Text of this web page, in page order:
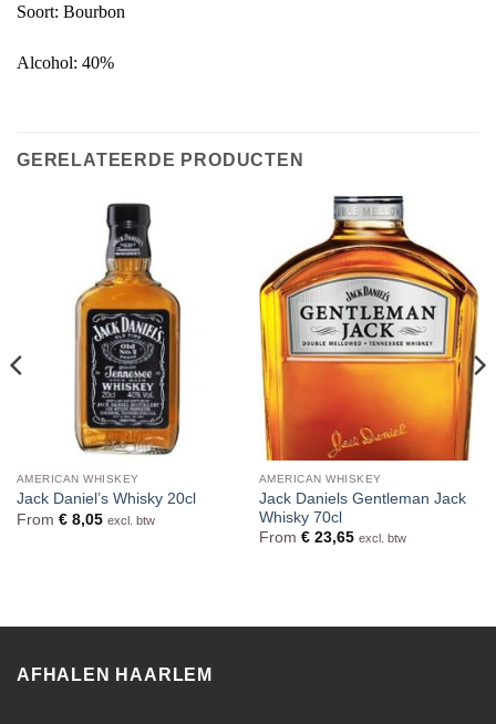
Soort: Bourbon
Alcohol: 40%
GERELATEERDE PRODUCTEN
AMERICAN WHISKEY
Jack Daniel’s Whisky 20cl
From €8,05 excl. btw
AMERICAN WHISKEY
Jack Daniels Gentleman Jack
Whisky 70cl
From €23,65 excl. btw
AFHALEN HAARLEM